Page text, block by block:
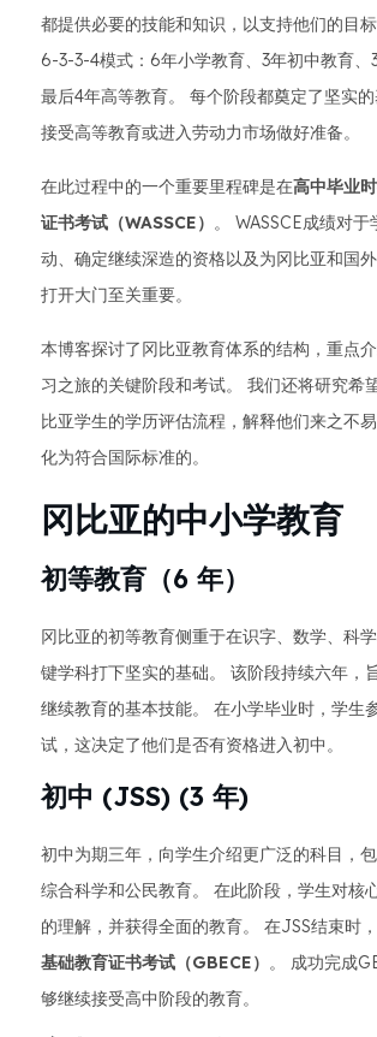
都提供必要的技能和知识，以支持他们的目
6-3-3-4模式：6年小学教育、3年初中教育、
最后4年高等教育。 每个阶段都奠定了坚实
接受高等教育或进入劳动力市场做好准备。
在此过程中的一个重要里程碑是在高中毕业
证书考试（WASSCE） 。 WASSCE成绩对
动、确定继续深造的资格以及为冈比亚和国
打开大门至关重要。
本博客探讨了冈比亚教育体系的结构，重点
习之旅的关键阶段和考试。 我们还将研究希
比亚学生的学历评估流程，解释他们来之不
化为符合国际标准的。
冈比亚的中小学教育
初等教育（6 年）
冈比亚的初等教育侧重于在识字、数学、科
键学科打下坚实的基础。 该阶段持续六年，
继续教育的基本技能。 在小学毕业时，学生
试，这决定了他们是否有资格进入初中。
初中 (JSS) (3 年)
初中为期三年，向学生介绍更广泛的科目，包
综合科学和公民教育。 在此阶段，学生对核
的理解，并获得全面的教育。 在JSS结束时
基础教育证书考试（GBECE） 。 成功完成
够继续接受高中阶段的教育。